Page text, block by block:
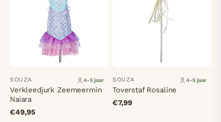
SOUZA 4-5 jaar
Verkleedjurk Zeemeermin
Naiara
€49,95
SOUZA 4-5 jaar
Toverstaf Rosaline
€7,99